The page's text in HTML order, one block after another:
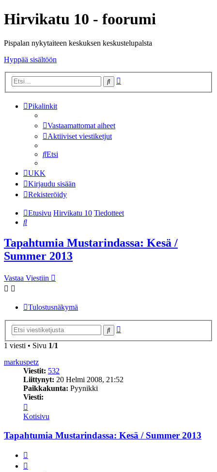
Hirvikatu 10 - foorumi
Pispalan nykytaiteen keskuksen keskustelupalsta
Hyppää sisältöön
Etsi
Pikalinkit
Vastaamattomat aiheet
Aktiiviset viestiketjut
Etsi
UKK
Kirjaudu sisään
Rekisteröidy
Etusivu Hirvikatu 10 Tiedotteet
Etsi
Tapahtumia Mustarindassa: Kesä /
Summer 2013
Vastaa Viestiin
Tulostusnäkymä
Etsi
1 viesti • Sivu 1/1
markuspetz
Viestit: 532
Liittynyt: 20 Helmi 2008, 21:52
Paikkakunta: Pyynikki
Viesti:
markuspetz
Kotisivu
Tapahtumia Mustarindassa: Kesä / Summer 2013